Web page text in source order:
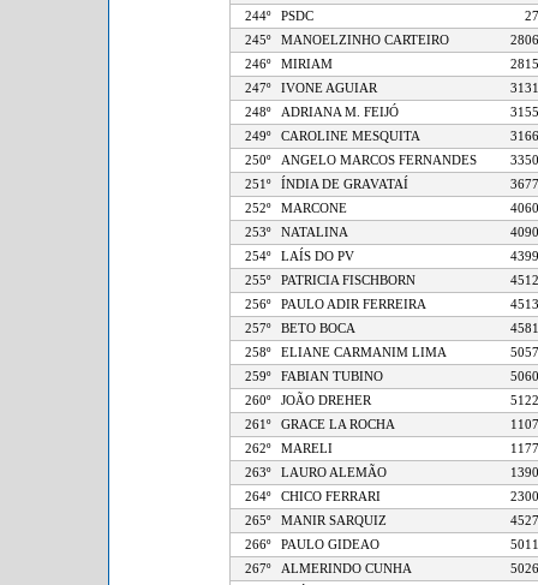
244º
PSDC
245º
MANOELZINHO CARTEIRO
246º
MIRIAM
247º
IVONE AGUIAR
248º
ADRIANA M. FEIJÓ
249º
CAROLINE MESQUITA
250º
ANGELO MARCOS FERNANDES
251º
ÍNDIA DE GRAVATAÍ
252º
MARCONE
253º
NATALINA
254º
LAÍS DO PV
255º
PATRICIA FISCHBORN
256º
PAULO ADIR FERREIRA
257º
BETO BOCA
258º
ELIANE CARMANIM LIMA
259º
FABIAN TUBINO
260º
JOÃO DREHER
261º
GRACE LA ROCHA
262º
MARELI
263º
LAURO ALEMÃO
264º
CHICO FERRARI
265º
MANIR SARQUIZ
266º
PAULO GIDEAO
267º
ALMERINDO CUNHA